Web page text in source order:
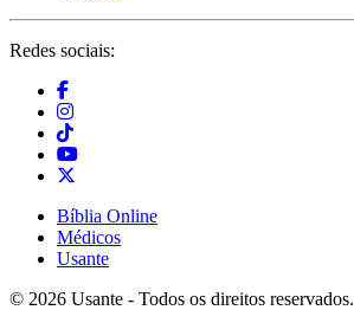
Redes sociais:
Bíblia Online
Médicos
Usante
© 2026 Usante - Todos os direitos reservados.